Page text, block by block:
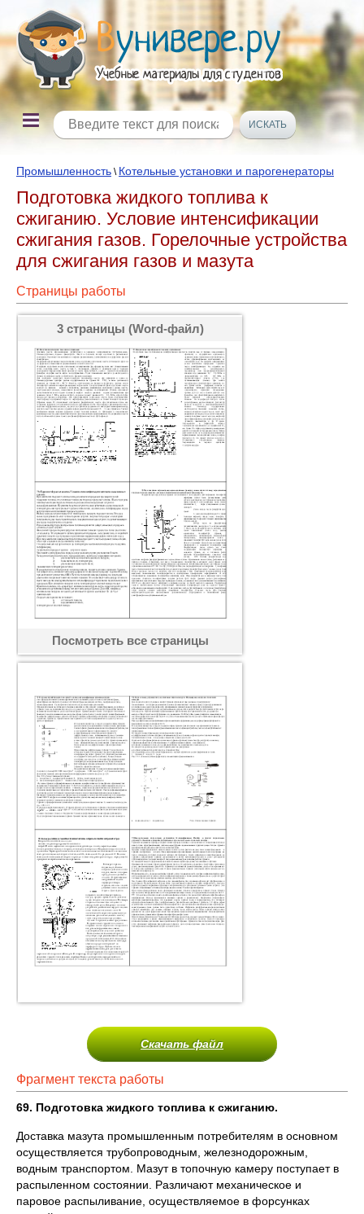
Промышленность \ Котельные установки и парогенераторы
Подготовка жидкого топлива к
сжиганию. Условие интенсификации
сжигания газов. Горелочные устройства
для сжигания газов и мазута
Страницы работы
3 страницы (Word-файл)
Посмотреть все страницы
Скачать файл
Фрагмент текста работы
69. Подготовка жидкого топлива к сжиганию.
Доставка мазута промышленным потребителям в основном
осуществляется трубопроводным, железнодорожным,
водным транспортом. Мазут в топочную камеру поступает в
распыленном состоянии. Различают механическое и
паровое распыливание, осуществляемое в форсунках